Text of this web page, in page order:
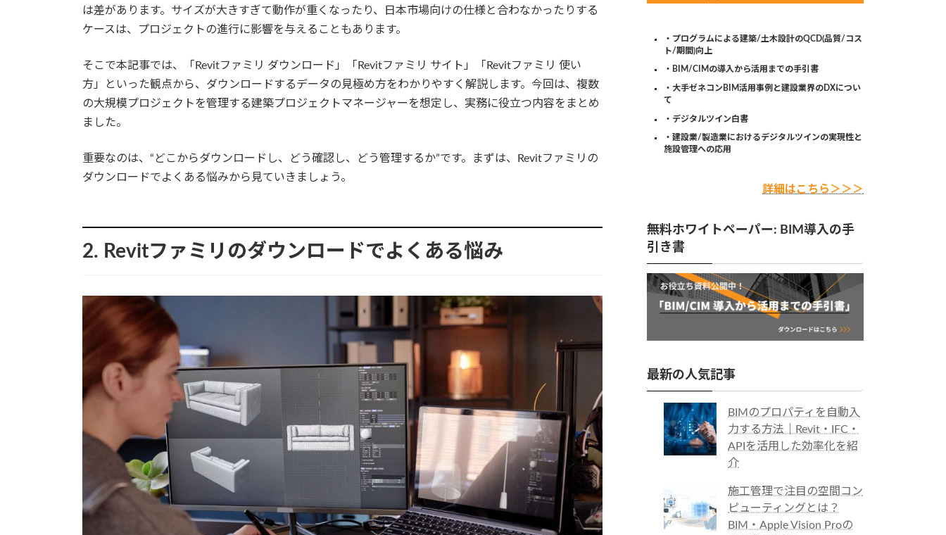
は差があります。サイズが大きすぎて動作が重くなったり、日本市場向けの仕様と合わなかったりする
ケースは、プロジェクトの進行に影響を与えることもあります。
そこで本記事では、「Revitファミリ ダウンロード」「Revitファミリ サイト」「Revitファミリ 使い
方」といった観点から、ダウンロードするデータの見極め方をわかりやすく解説します。今回は、複数
の大規模プロジェクトを管理する建築プロジェクトマネージャーを想定し、実務に役立つ内容をまとめ
ました。
重要なのは、“どこからダウンロードし、どう確認し、どう管理するか”です。まずは、Revitファミリの
ダウンロードでよくある悩みから見ていきましょう。
2. Revitファミリのダウンロードでよくある悩み
・プログラムによる建築/土木設計のQCD(品質/コス
ト/期間)向上
・BIM/CIMの導入から活用までの手引書
・大手ゼネコンBIM活用事例と建設業界のDXについ
て
・デジタルツイン白書
・建設業/製造業におけるデジタルツインの実現性と
施設管理への応用
詳細はこちら＞＞＞
無料ホワイトペーパー: BIM導入の手
引き書
最新の人気記事
BIMのプロパティを自動入
力する方法｜Revit・IFC・
APIを活用した効率化を紹
介
施工管理で注目の空間コン
ピューティングとは？
BIM・Apple Vision Proの